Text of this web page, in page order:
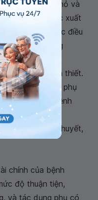
Nếu khối u nhỏ và
rong kinh hoặc xuất
tra định kỳ hoặc điều
áp dụng. Trong
ra các triệu
có thể cần thiết.
cung và loại bỏ phụ
cụ thể của bệnh
rong kinh, xuất huyết,
chính của bệnh
độ thuận tiện,
và tác dụng phụ có